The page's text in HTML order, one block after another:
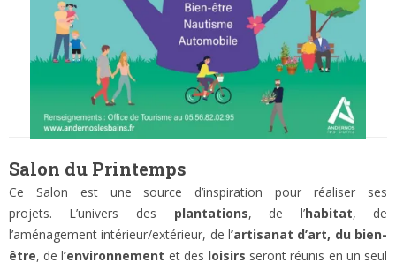
Salon du Printemps
Ce Salon est une source d’inspiration pour réaliser ses
projets. L’univers des plantations, de l’habitat, de
l’aménagement intérieur/extérieur, de l’artisanat d’art, du bien-
être, de l’environnement et des loisirs seront réunis en un seul